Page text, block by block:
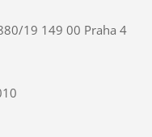
880/19 149 00 Praha 4